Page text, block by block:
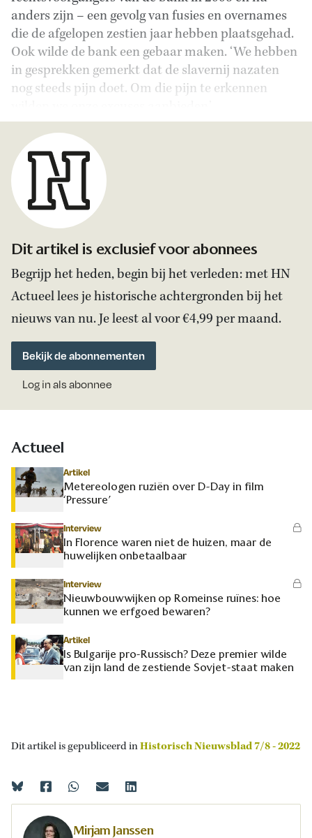
anders zijn – een gevolg van fusies en overnames
die de afgelopen zestien jaar hebben plaatsgehad.
Ook wilde de bank een gebaar maken. ‘We hebben
in gesprekken gemerkt dat de slavernij nazaten
nog steeds pijn doet. Om die pijn te erkennen
Dit artikel is exclusief voor abonnees
Begrijp het heden, begin bij het verleden: met HN
Actueel lees je historische achtergronden bij het
nieuws van nu. Je leest al voor €4,99 per maand.
Bekijk de abonnementen
Log in als abonnee
Actueel
Artikel
Metereologen ruziën over D-Day in film
‘Pressure’
Interview
In Florence waren niet de huizen, maar de
huwelijken onbetaalbaar
Interview
Nieuwbouwwijken op Romeinse ruïnes: hoe
kunnen we erfgoed bewaren?
Artikel
Is Bulgarije pro-Russisch? Deze premier wilde
van zijn land de zestiende Sovjet-staat maken
Dit artikel is gepubliceerd inHistorisch Nieuwsblad 7/8 - 2022
Mirjam Janssen